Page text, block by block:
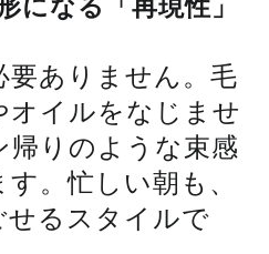
になる「再現性」
要ありません。毛
オイルをなじませ
帰りのような束感
。忙しい朝も、
せるスタイルで